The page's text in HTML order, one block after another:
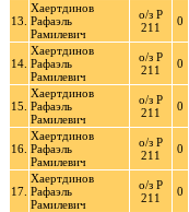
13.
Хаертдинов
Рафаэль
Рамилевич
о/з Р
211
0
14.
Хаертдинов
Рафаэль
Рамилевич
о/з Р
211
0
15.
Хаертдинов
Рафаэль
Рамилевич
о/з Р
211
0
16.
Хаертдинов
Рафаэль
Рамилевич
о/з Р
211
0
17.
Хаертдинов
Рафаэль
Рамилевич
о/з Р
211
0